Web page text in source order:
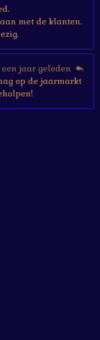
met de klanten.
een jaar geleden
op de jaarmarkt